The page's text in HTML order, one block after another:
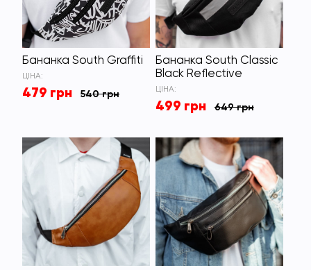
Бананка South Graffiti
ЦІНА:
479 грн 540 грн
Бананка South Classic
Black Reflective
ЦІНА:
499 грн 649 грн